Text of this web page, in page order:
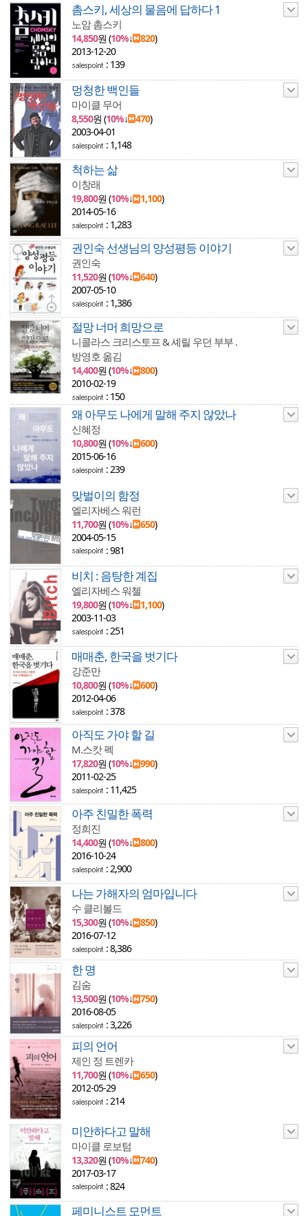
촘스키, 세상의 물음에 답하다 1
노암 촘스키
14,850원 (10%↓ 820)
2013-12-20
: 139
멍청한 백인들
마이클 무어
8,550원 (10%↓ 470)
2003-04-01
: 1,148
척하는 삶
이창래
19,800원 (10%↓ 1,100)
2014-05-16
: 1,283
권인숙 선생님의 양성평등 이야기
권인숙
11,520원 (10%↓ 640)
2007-05-10
: 1,386
절망 너머 희망으로
니콜라스 크리스토프 & 셰릴 우던 부부 .
방영호 옮김
14,400원 (10%↓ 800)
2010-02-19
: 150
왜 아무도 나에게 말해 주지 않았나
신혜정
10,800원 (10%↓ 600)
2015-06-16
: 239
맞벌이의 함정
엘리자베스 워런
11,700원 (10%↓ 650)
2004-05-15
: 981
비치 : 음탕한 계집
엘리자베스 워첼
19,800원 (10%↓ 1,100)
2003-11-03
: 251
매매춘, 한국을 벗기다
강준만
10,800원 (10%↓ 600)
2012-04-06
: 378
아직도 가야 할 길
M.스캇 펙
17,820원 (10%↓ 990)
2011-02-25
: 11,425
아주 친밀한 폭력
정희진
14,400원 (10%↓ 800)
2016-10-24
: 2,900
나는 가해자의 엄마입니다
수 클리볼드
15,300원 (10%↓ 850)
2016-07-12
: 8,386
한 명
김숨
13,500원 (10%↓ 750)
2016-08-05
: 3,226
피의 언어
제인 정 트렌카
11,700원 (10%↓ 650)
2012-05-29
: 214
미안하다고 말해
마이클 로보텀
13,320원 (10%↓ 740)
2017-03-17
: 824
페미니스트 모먼트